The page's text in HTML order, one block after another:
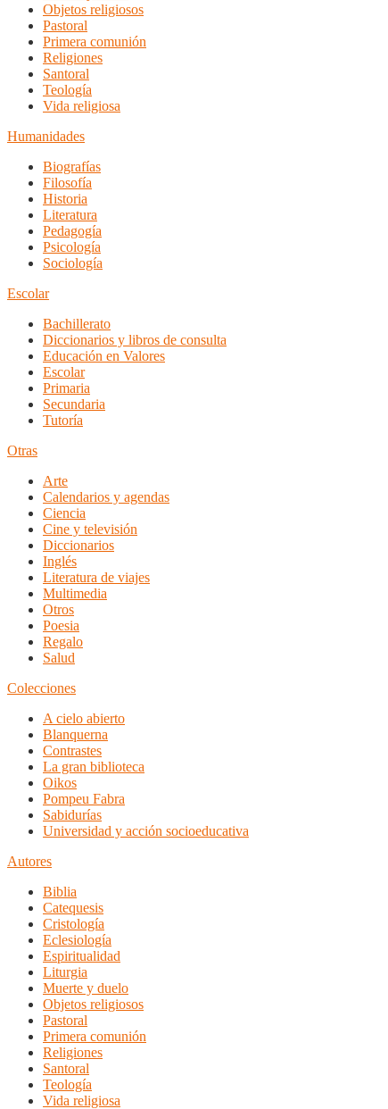
Objetos religiosos
Pastoral
Primera comunión
Religiones
Santoral
Teología
Vida religiosa
Humanidades
Biografías
Filosofía
Historia
Literatura
Pedagogía
Psicología
Sociología
Escolar
Bachillerato
Diccionarios y libros de consulta
Educación en Valores
Escolar
Primaria
Secundaria
Tutoría
Otras
Arte
Calendarios y agendas
Ciencia
Cine y televisión
Diccionarios
Inglés
Literatura de viajes
Multimedia
Otros
Poesia
Regalo
Salud
Colecciones
A cielo abierto
Blanquerna
Contrastes
La gran biblioteca
Oikos
Pompeu Fabra
Sabidurías
Universidad y acción socioeducativa
Autores
Biblia
Catequesis
Cristología
Eclesiología
Espiritualidad
Liturgia
Muerte y duelo
Objetos religiosos
Pastoral
Primera comunión
Religiones
Santoral
Teología
Vida religiosa